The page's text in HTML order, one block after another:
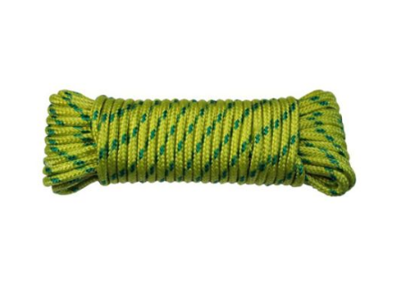
imágenes